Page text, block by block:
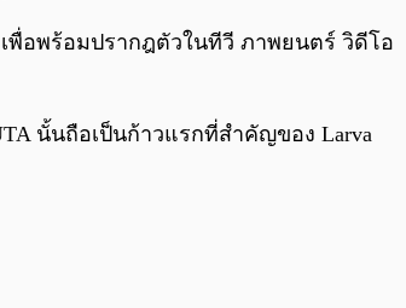
พื่อพร้อมปรากฎตัวในทีวี ภาพยนตร์ วิดีโอ
นั้นถือเป็นก้าวแรกที่สำคัญของ Larva